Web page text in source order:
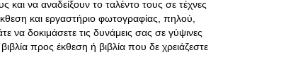
και να αναδείξουν το ταλέντο τους σε τέχνες
και εργαστήριο φωτογραφίας, πηλού,
να δοκιμάσετε τις δυνάμεις σας σε γύψινες
προς έκθεση ή βιβλία που δε χρειάζεστε